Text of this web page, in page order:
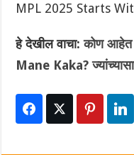
MPL 2025 Starts
हे देखील वाचा:कोण आहेत
Mane Kaka?